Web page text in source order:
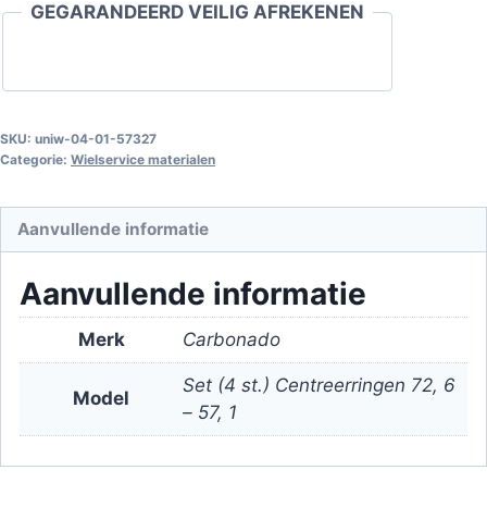
57.1
aantal
GEGARANDEERD VEILIG AFREKENEN
SKU: uniw-04-01-57327
Categorie: Wielservice materialen
Aanvullende informatie
Aanvullende informatie
Merk Carbonado
Model
Set (4 st.) Centreerringen 72, 6
– 57, 1